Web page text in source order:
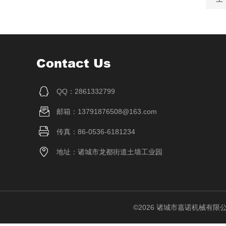
Contact Us
QQ：2861332799
邮箱：13791876508@163.com
传真：86-0536-6181234
地址：诸城市龙都街道土墙工业园
©2026 诸城市嘉诺机械有